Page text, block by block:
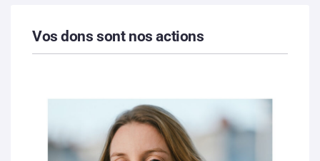
Vos dons sont nos actions